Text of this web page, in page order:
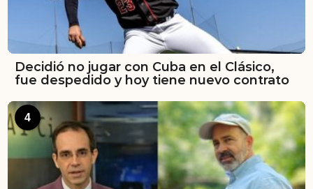
Decidió no jugar con Cuba en el Clásico,
fue despedido y hoy tiene nuevo contrato
4